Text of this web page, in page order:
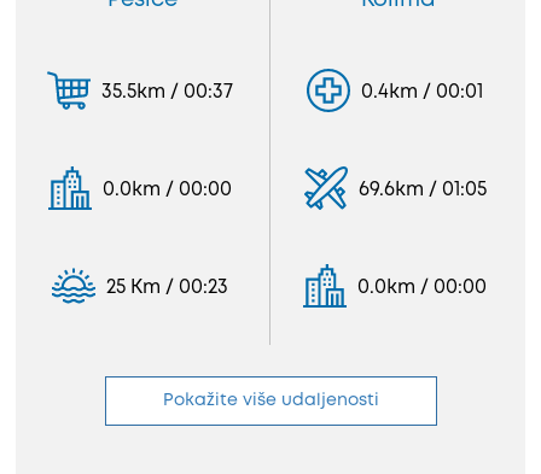
35.5km / 00:37
0.0km / 00:00
25 Km / 00:23
0.4km / 00:01
69.6km / 01:05
0.0km / 00:00
Pokažite više udaljenosti